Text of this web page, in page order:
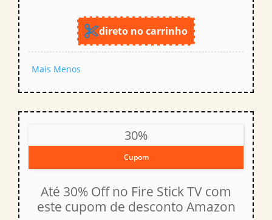
direto no carrinho
Mais Menos
30%
Cupom
Até 30% Off no Fire Stick TV com
este cupom de desconto Amazon